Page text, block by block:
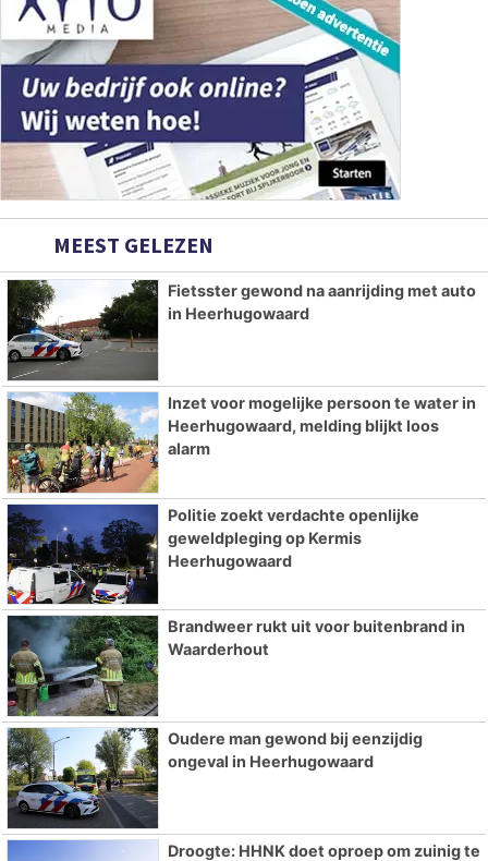
MEEST GELEZEN
Fietsster gewond na aanrijding met auto
in Heerhugowaard
Inzet voor mogelijke persoon te water in
Heerhugowaard, melding blijkt loos
alarm
Politie zoekt verdachte openlijke
geweldpleging op Kermis
Heerhugowaard
Brandweer rukt uit voor buitenbrand in
Waarderhout
Oudere man gewond bij eenzijdig
ongeval in Heerhugowaard
Droogte: HHNK doet oproep om zuinig te